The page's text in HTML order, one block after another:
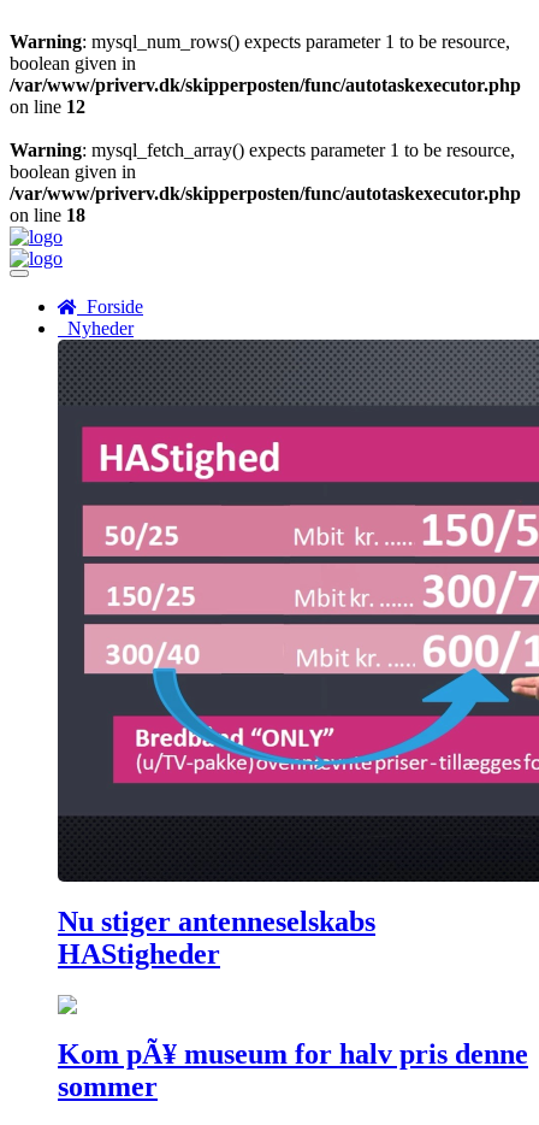
Warning: mysql_num_rows() expects parameter 1 to be resource,
boolean given in
/var/www/priverv.dk/skipperposten/func/autotaskexecutor.php
on line 12
Warning: mysql_fetch_array() expects parameter 1 to be resource,
boolean given in
/var/www/priverv.dk/skipperposten/func/autotaskexecutor.php
on line 18
Menu
Forside
Nyheder
Nu stiger antenneselskabs
HAStigheder
Kom pÃ¥ museum for halv pris denne
sommer